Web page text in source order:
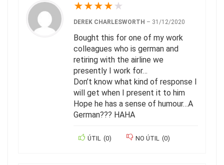
★★★★ ★
DEREK CHARLESWORTH – 31/12/2020
Bought this for one of my work
colleagues who is german and
retiring with the airline we
presently I work for…
Don’t know what kind of response I
will get when I present it to him
Hope he has a sense of humour…A
German??? HAHA
ÚTIL (0) NO ÚTIL (0)